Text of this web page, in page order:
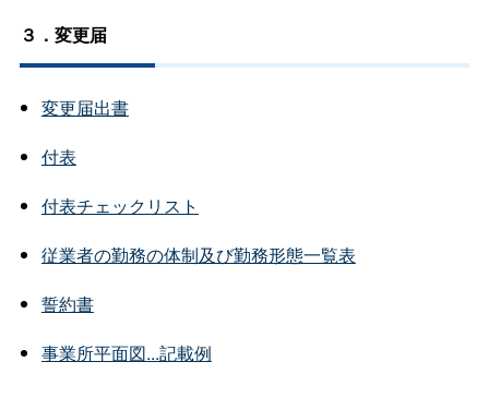
３．変更届
変更届出書
付表
付表チェックリスト
従業者の勤務の体制及び勤務形態一覧表
誓約書
事業所平面図...記載例